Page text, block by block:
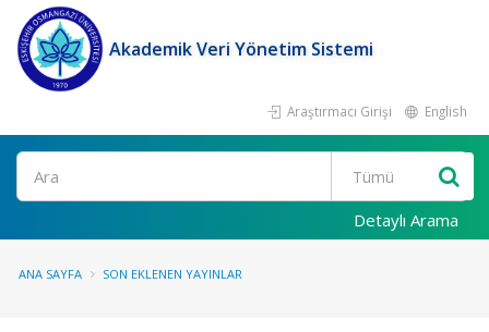
Akademik Veri Yönetim Sistemi
Araştırmacı Girişi English
Ara
Detaylı Arama
ANA SAYFA SON EKLENEN YAYINLAR